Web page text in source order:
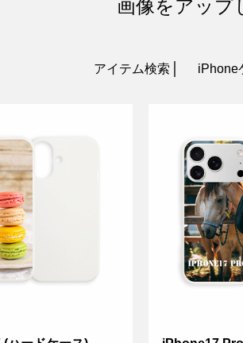
画像をアップ
アイテム検索 iPhone